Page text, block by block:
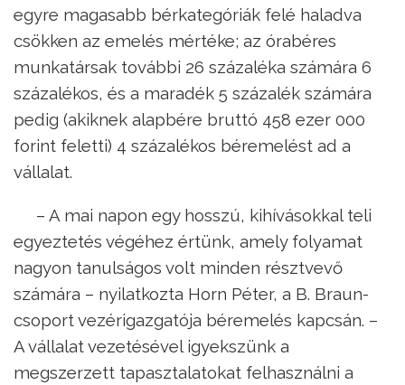
egyre magasabb bérkategóriák felé haladva
csökken az emelés mértéke; az órabéres
munkatársak további 26 százaléka számára 6
százalékos, és a maradék 5 százalék számára
pedig (akiknek alapbére bruttó 458 ezer 000
forint feletti) 4 százalékos béremelést ad a
vállalat.
– A mai napon egy hosszú, kihívásokkal teli
egyeztetés végéhez értünk, amely folyamat
nagyon tanulságos volt minden résztvevő
számára – nyilatkozta Horn Péter, a B. Braun-
csoport vezérigazgatója béremelés kapcsán. –
A vállalat vezetésével igyekszünk a
megszerzett tapasztalatokat felhasználni a